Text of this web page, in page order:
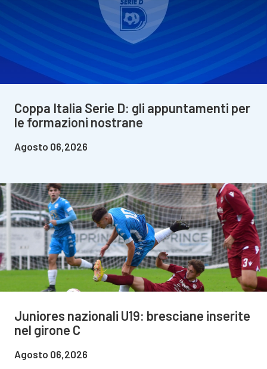
Coppa Italia Serie D: gli appuntamenti per
le formazioni nostrane
Agosto 06,2026
Juniores nazionali U19: bresciane inserite
nel girone C
Agosto 06,2026